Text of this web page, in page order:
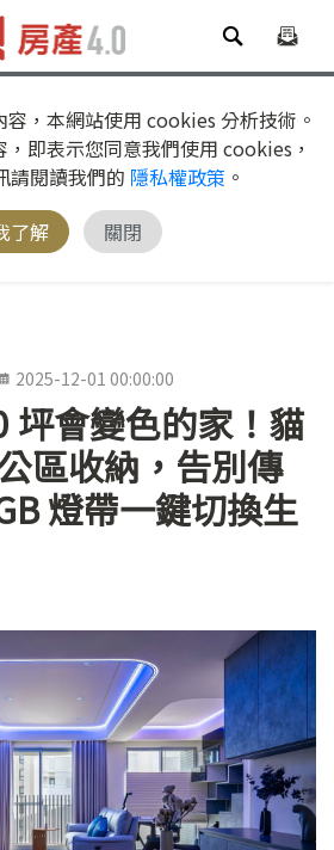
，本網站使用 cookies 分析技術。
即表示您同意我們使用 cookies，
請閱讀我們的 隱私權政策 。
了解
關閉
2025-12-01 00:00:00
坪會變色的家！貓
區收納，告別傳
燈帶一鍵切換生